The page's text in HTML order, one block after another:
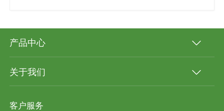
产品中心
关于我们
客户服务